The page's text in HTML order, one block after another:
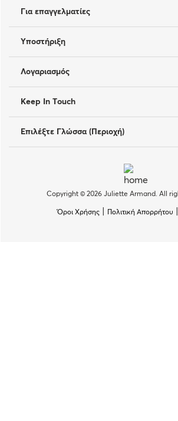
Για επαγγελματίες
Υποστήριξη
Λογαριασμός
Keep In Touch
Επιλέξτε Γλώσσα (Περιοχή)
Copyright © 2026 Juliette Armand. All
Όροι Χρήσης Πολιτική Απορρήτου